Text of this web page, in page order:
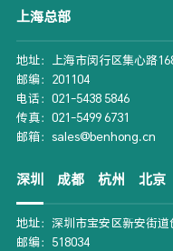
上海总部
地址：上海市闵行区集心路
邮编：201104
电话：021-5438 5846
传真：021-5499 6731
邮箱：sales@benhong.cn
深圳 成都 杭州 北京
地址：深圳市宝安区新安街
邮编：518034